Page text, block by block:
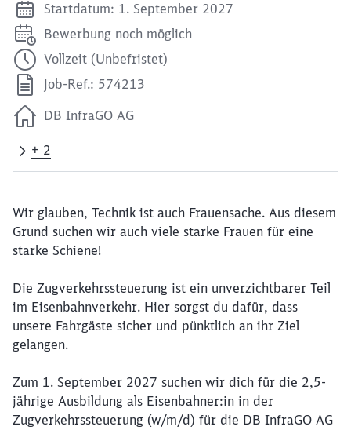
Startdatum: 1. September 2027
Bewerbung noch möglich
Vollzeit (Unbefristet)
Job-Ref.: 574213
DB InfraGO AG
+ 2
Wir glauben, Technik ist auch Frauensache. Aus diesem
Grund suchen wir auch viele starke Frauen für eine
starke Schiene!
Die Zugverkehrssteuerung ist ein unverzichtbarer Teil
im Eisenbahnverkehr. Hier sorgst du dafür, dass
unsere Fahrgäste sicher und pünktlich an ihr Ziel
gelangen.
Zum 1. September 2027 suchen wir dich für die 2,5-
jährige Ausbildung als Eisenbahner:in in der
Zugverkehrssteuerung (w/m/d) für die DB InfraGO AG